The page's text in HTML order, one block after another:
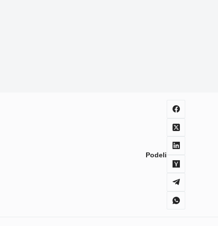
Podeli